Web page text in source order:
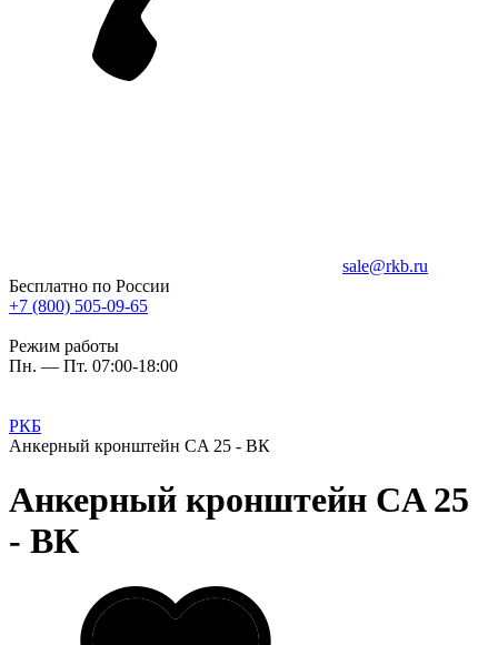
sale@rkb.ru
Бесплатно по России
+7 (800) 505-09-65
Режим работы
Пн. — Пт. 07:00-18:00
РКБ
Анкерный кронштейн CA 25 - ВК
Анкерный кронштейн CA 25
- ВК